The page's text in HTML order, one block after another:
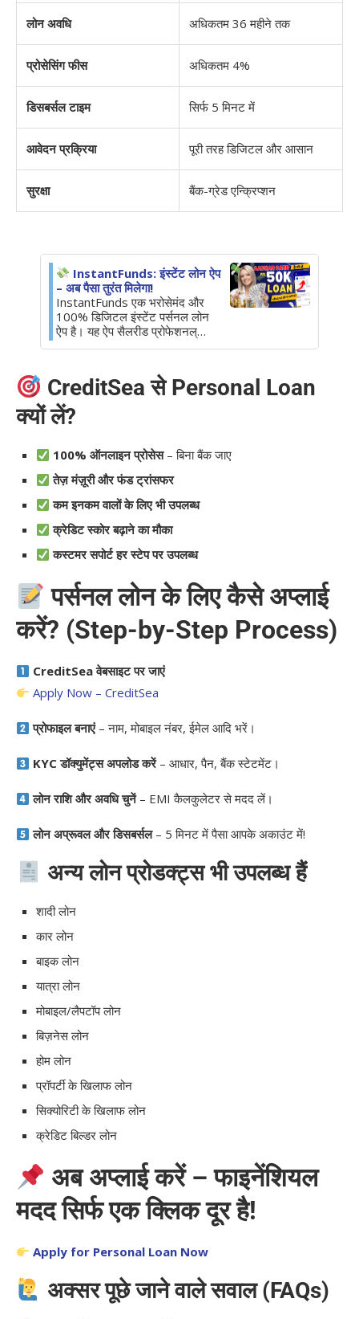
लोन अवधि अधिकतम 36 महीने तक
प्रोसेसिंग फीस अधिकतम 4%
डिसबर्सल टाइम सिर्फ 5 मिनट में
आवेदन प्रक्रिया पूरी तरह डिजिटल और आसान
सुरक्षा बैंक-ग्रेड एन्क्रिप्शन
InstantFunds: इंस्टेंट लोन ऐप
– अब पैसा तुरंत मिलेगा!
InstantFunds एक भरोसेमंद और
100% डिजिटल इंस्टेंट पर्सनल लोन
ऐप है। यह ऐप सैलरीड प्रोफेशनल्…
CreditSea से Personal Loan
क्यों लें?
100% ऑनलाइन प्रोसेस– बिना बैंक जाए
तेज़ मंज़ूरी और फंड ट्रांसफर
कम इनकम वालों के लिए भी उपलब्ध
क्रेडिट स्कोर बढ़ाने का मौका
कस्टमर सपोर्ट हर स्टेप पर उपलब्ध
पर्सनल लोन के लिए कैसे अप्लाई
करें? (Step-by-Step Process)
CreditSea वेबसाइट पर जाएं
Apply Now – CreditSea
प्रोफाइल बनाएं– नाम, मोबाइल नंबर, ईमेल आदि भरें।
KYC डॉक्युमेंट्स अपलोड करें– आधार, पैन, बैंक स्टेटमेंट।
लोन राशि और अवधि चुनें– EMI कैलकुलेटर से मदद लें।
लोन अप्रूवल और डिसबर्सल– 5 मिनट में पैसा आपके अकाउंट में!
अन्य लोन प्रोडक्ट्स भी उपलब्ध हैं
शादी लोन
कार लोन
बाइक लोन
यात्रा लोन
मोबाइल/लैपटॉप लोन
बिज़नेस लोन
होम लोन
प्रॉपर्टी के खिलाफ लोन
सिक्योरिटी के खिलाफ लोन
क्रेडिट बिल्डर लोन
अब अप्लाई करें – फाइनेंशियल
मदद सिर्फ एक क्लिक दूर है!
Apply for Personal Loan Now
अक्सर पूछे जाने वाले सवाल (FAQs)